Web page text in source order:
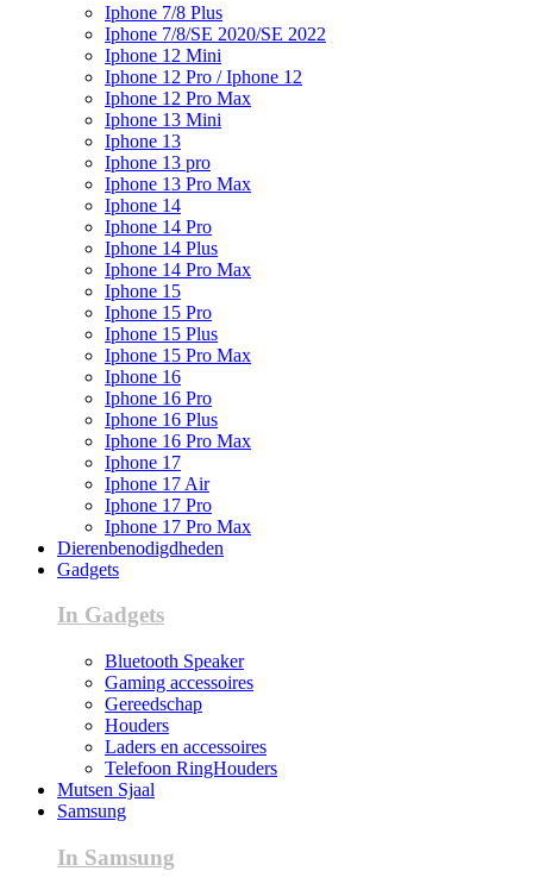
Iphone 7/8 Plus
Iphone 7/8/SE 2020/SE 2022
Iphone 12 Mini
Iphone 12 Pro / Iphone 12
Iphone 12 Pro Max
Iphone 13 Mini
Iphone 13
Iphone 13 pro
Iphone 13 Pro Max
Iphone 14
Iphone 14 Pro
Iphone 14 Plus
Iphone 14 Pro Max
Iphone 15
Iphone 15 Pro
Iphone 15 Plus
Iphone 15 Pro Max
Iphone 16
Iphone 16 Pro
Iphone 16 Plus
Iphone 16 Pro Max
Iphone 17
Iphone 17 Air
Iphone 17 Pro
Iphone 17 Pro Max
Dierenbenodigdheden
Gadgets
In Gadgets
Bluetooth Speaker
Gaming accessoires
Gereedschap
Houders
Laders en accessoires
Telefoon RingHouders
Mutsen Sjaal
Samsung
In Samsung